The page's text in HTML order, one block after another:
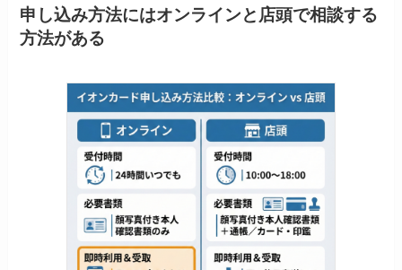
申し込み方法にはオンラインと店頭で相談する
方法がある